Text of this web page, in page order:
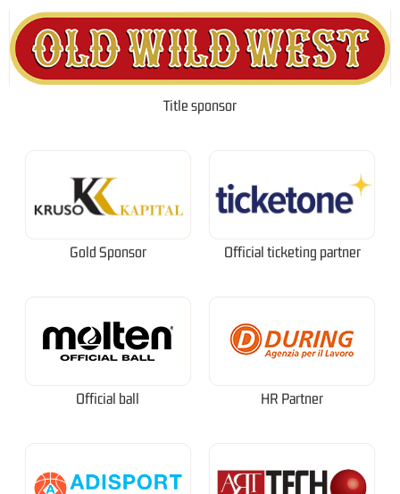
Title sponsor
Gold Sponsor Official ticketing partner
Official ball HR Partner